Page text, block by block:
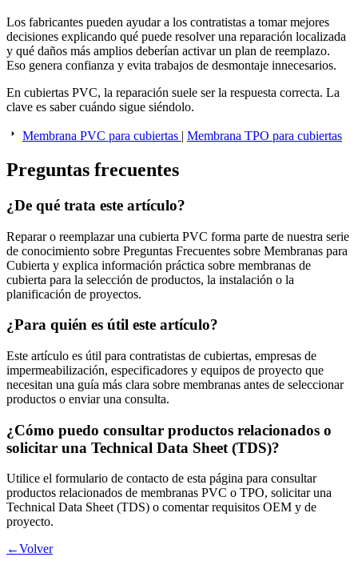
Los fabricantes pueden ayudar a los contratistas a tomar mejores
decisiones explicando qué puede resolver una reparación localizada
y qué daños más amplios deberían activar un plan de reemplazo.
Eso genera confianza y evita trabajos de desmontaje innecesarios.
En cubiertas PVC, la reparación suele ser la respuesta correcta. La
clave es saber cuándo sigue siéndolo.
Membrana PVC para cubiertas | Membrana TPO para cubiertas
Preguntas frecuentes
¿De qué trata este artículo?
Reparar o reemplazar una cubierta PVC forma parte de nuestra serie
de conocimiento sobre Preguntas Frecuentes sobre Membranas para
Cubierta y explica información práctica sobre membranas de
cubierta para la selección de productos, la instalación o la
planificación de proyectos.
¿Para quién es útil este artículo?
Este artículo es útil para contratistas de cubiertas, empresas de
impermeabilización, especificadores y equipos de proyecto que
necesitan una guía más clara sobre membranas antes de seleccionar
productos o enviar una consulta.
¿Cómo puedo consultar productos relacionados o
solicitar una Technical Data Sheet (TDS)?
Utilice el formulario de contacto de esta página para consultar
productos relacionados de membranas PVC o TPO, solicitar una
Technical Data Sheet (TDS) o comentar requisitos OEM y de
proyecto.
←Volver